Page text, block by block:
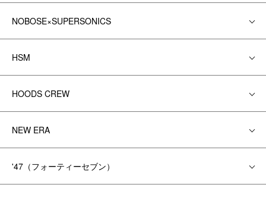
NOBOSE×SUPERSONICS
HSM
HOODS CREW
NEW ERA
'47（フォーティーセブン）